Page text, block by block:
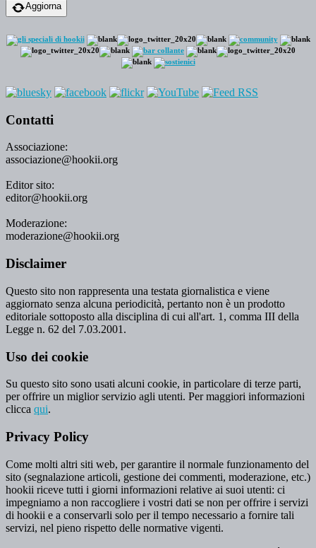
Aggiorna
Contatti
Associazione:
associazione@hookii.org
Editor sito:
editor@hookii.org
Moderazione:
moderazione@hookii.org
Disclaimer
Questo sito non rappresenta una testata giornalistica e viene
aggiornato senza alcuna periodicità, pertanto non è un prodotto
editoriale sottoposto alla disciplina di cui all'art. 1, comma III della
Legge n. 62 del 7.03.2001.
Uso dei cookie
Su questo sito sono usati alcuni cookie, in particolare di terze parti,
per offrire un miglior servizio agli utenti. Per maggiori informazioni
clicca qui.
Privacy Policy
Come molti altri siti web, per garantire il normale funzionamento del
sito (segnalazione articoli, gestione dei commenti, moderazione, etc.)
hookii riceve tutti i giorni informazioni relative ai suoi utenti: ci
impegniamo a non raccogliere i vostri dati se non per offrire i servizi
di hookii e a conservarli solo per il tempo necessario a fornire tali
servizi, nel pieno rispetto delle normative vigenti.